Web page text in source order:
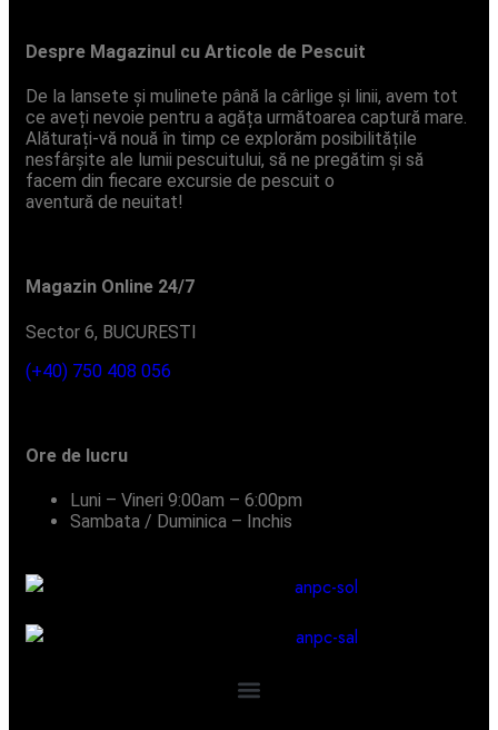
Despre Magazinul cu Articole de Pescuit
De la lansete și mulinete până la cârlige și linii, avem tot
ce aveți nevoie pentru a agăța următoarea captură mare.
Alăturați-vă nouă în timp ce explorăm posibilitățile
nesfârșite ale lumii pescuitului, să ne pregătim și să
facem din fiecare excursie de pescuit o
aventură de neuitat!
Magazin Online 24/7
Sector 6, BUCURESTI
(+40) 750 408 056
Ore de lucru
Luni – Vineri 9:00am – 6:00pm
Sambata / Duminica – Inchis